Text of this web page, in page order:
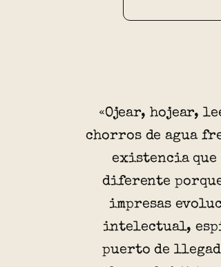
«Ojear, hojear,
chorros de agua
existencia que
diferente porque
impresas
intelectual,
puerto de